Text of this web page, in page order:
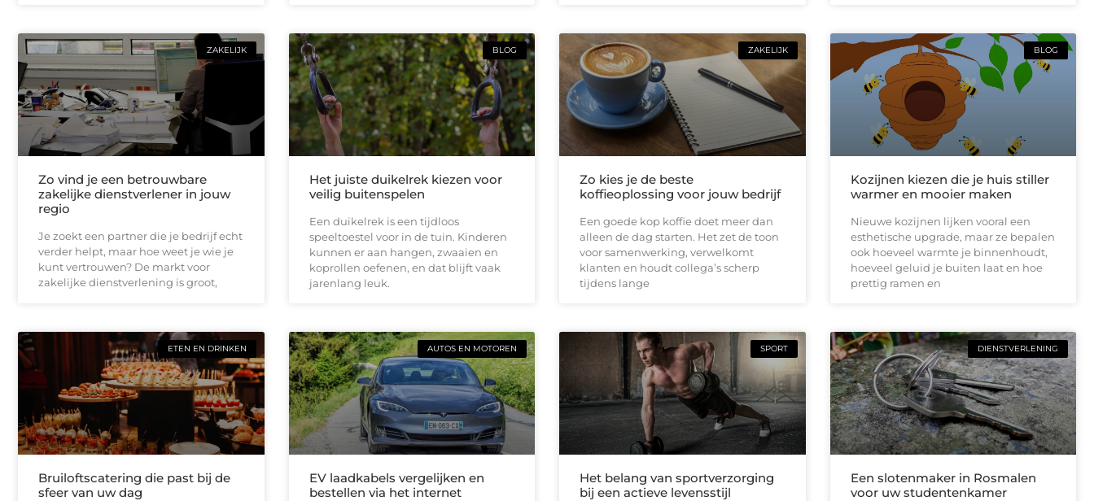
ZAKELIJK
Zo vind je een betrouwbare
zakelijke dienstverlener in jouw
regio
Je zoekt een partner die je bedrijf echt
verder helpt, maar hoe weet je wie je
kunt vertrouwen? De markt voor
zakelijke dienstverlening is groot,
BLOG
Het juiste duikelrek kiezen voor
veilig buitenspelen
Een duikelrek is een tijdloos
speeltoestel voor in de tuin. Kinderen
kunnen er aan hangen, zwaaien en
koprollen oefenen, en dat blijft vaak
jarenlang leuk.
ZAKELIJK
Zo kies je de beste
koffieoplossing voor jouw bedrijf
Een goede kop koffie doet meer dan
alleen de dag starten. Het zet de toon
voor samenwerking, verwelkomt
klanten en houdt collega’s scherp
tijdens lange
BLOG
Kozijnen kiezen die je huis stiller
warmer en mooier maken
Nieuwe kozijnen lijken vooral een
esthetische upgrade, maar ze bepalen
ook hoeveel warmte je binnenhoudt,
hoeveel geluid je buiten laat en hoe
prettig ramen en
ETEN EN DRINKEN
Bruiloftscatering die past bij de
sfeer van uw dag
AUTOS EN MOTOREN
EV laadkabels vergelijken en
bestellen via het internet
SPORT
Het belang van sportverzorging
bij een actieve levensstijl
DIENSTVERLENING
Een slotenmaker in Rosmalen
voor uw studentenkamer